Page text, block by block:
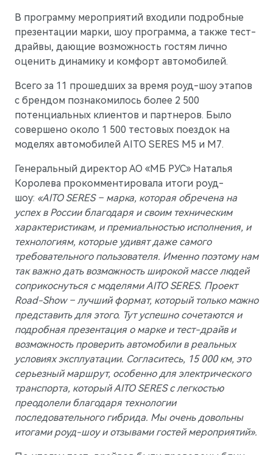
M7 Представительский кроссовер
M9Флагманский интеллектуальный кроссовер
Скоро в продаже
В программу мероприятий входили подробные
презентации марки, шоу программа, а также тест-
драйвы, дающие возможность гостям лично
оценить динамику и комфорт автомобилей.
Всего за 11 прошедших за время роуд-шоу этапов
с брендом познакомилось более 2 500
потенциальных клиентов и партнеров. Было
совершено около 1 500 тестовых поездок на
моделях автомобилей AITO SERES M5 и М7.
Генеральный директор АО «МБ РУС» Наталья
Королева прокомментировала итоги роуд-
шоу: «AITO SERES – марка, которая обречена на
успех в России благодаря и своим техническим
характеристикам, и премиальностью исполнения, и
технологиям, которые удивят даже самого
требовательного пользователя. Именно поэтому нам
так важно дать возможность широкой массе людей
соприкоснуться с моделями AITO SERES. Проект
Road-Show – лучший формат, который только можно
представить для этого. Тут успешно сочетаются и
подробная презентация о марке и тест-драйв и
возможность проверить автомобили в реальных
условиях эксплуатации. Согласитесь, 15 000 км, это
серьезный маршрут, особенно для электрического
транспорта, который AITO SERES с легкостью
преодолели благодаря технологии
последовательного гибрида. Мы очень довольны
итогами роуд-шоу и отзывами гостей мероприятий».